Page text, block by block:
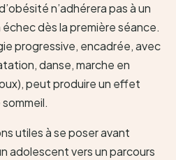
n’adhérera pas à un
dès la première séance.
progressive, encadrée, avec
danse, marche en
peut produire un effet
utiles à se poser avant
adolescent vers un parcours